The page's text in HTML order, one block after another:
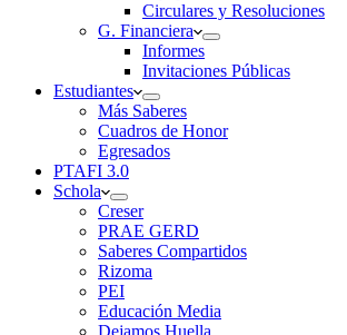
Circulares y Resoluciones
G. Financiera
Informes
Invitaciones Públicas
Estudiantes
Más Saberes
Cuadros de Honor
Egresados
PTAFI 3.0
Schola
Creser
PRAE GERD
Saberes Compartidos
Rizoma
PEI
Educación Media
Dejamos Huella